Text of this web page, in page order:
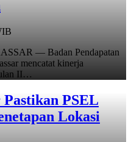
— Badan Pendapatan
mencatat kinerja
II…
PSEL
Lokasi